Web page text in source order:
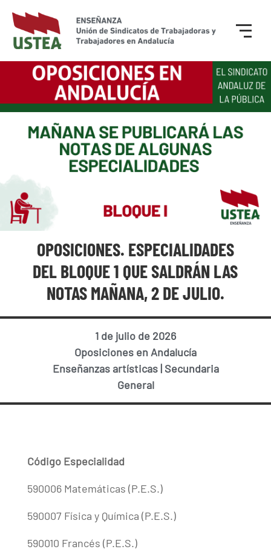
OPOSICIONES. ESPECIALIDADES
DEL BLOQUE 1 QUE SALDRÁN LAS
NOTAS MAÑANA, 2 DE JULIO.
1 de julio de 2026
Oposiciones en Andalucía
Enseñanzas artísticas| Secundaria
General
Código Especialidad
590006 Matemáticas (P.E.S.)
590007 Física y Química (P.E.S.)
590010 Francés (P.E.S.)